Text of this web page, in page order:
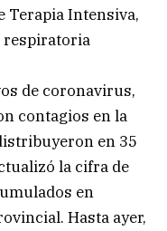
Terapia Intensiva,
respiratoria
de coronavirus,
contagios en la
en 35
la cifra de
en
Hasta ayer,